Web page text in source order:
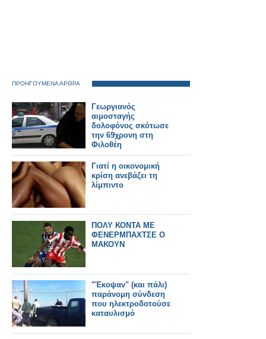
ΠΡΟΗΓΟΥΜΕΝΑ ΑΡΘΡΑ
Γεωργιανός
αιμοσταγής
δολοφόνος σκότωσε
την 69χρονη στη
Φιλοθέη
Γιατί η οικονομική
κρίση ανεβάζει τη
λίμπιντο
ΠΟΛΥ ΚΟΝΤΑ ΜΕ
ΦΕΝΕΡΜΠΑΧΤΣΕ Ο
ΜΑΚΟΥΝ
"Έκοψαν" (και πάλι)
παράνομη σύνδεση
που ηλεκτροδοτούσε
καταυλισμό